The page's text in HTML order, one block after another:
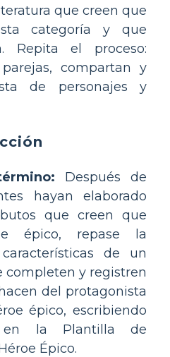
que creen que
categoría y que
Repita el proceso:
compartan y
de personajes y
Después de
hayan elaborado
que creen que
épico, repase la
de un
completen y registren
del protagonista
épico, escribiendo
en la Plantilla de
Épico.